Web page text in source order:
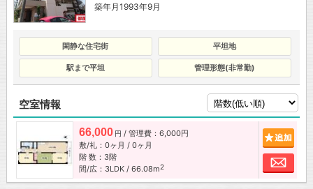
築年月1993年9月
閑静な住宅街 平坦地
駅まで平坦 管理形態(非常勤)
空室情報
66,000 円 / 管理費：6,000円
敷/礼：0ヶ月 / 0ヶ月
階 数：3階
間/広：3LDK / 66.08m2
お